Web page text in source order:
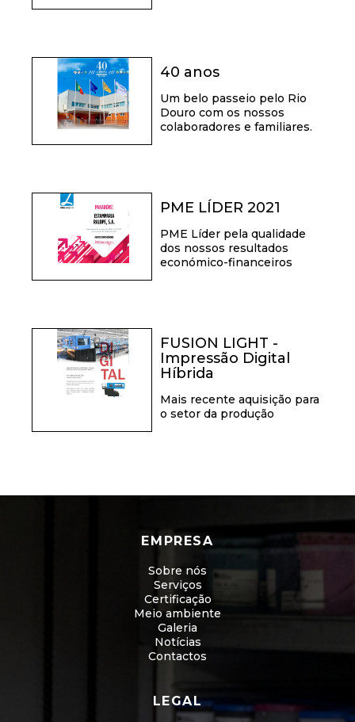
40 anos
Um belo passeio pelo Rio
Douro com os nossos
colaboradores e familiares.
PME LÍDER 2021
PME Líder pela qualidade
dos nossos resultados
económico-financeiros
FUSION LIGHT -
Impressão Digital
Híbrida
Mais recente aquisição para
o setor da produção
EMPRESA
Sobre nós
Serviços
Certificação
Meio ambiente
Galeria
Notícias
Contactos
LEGAL